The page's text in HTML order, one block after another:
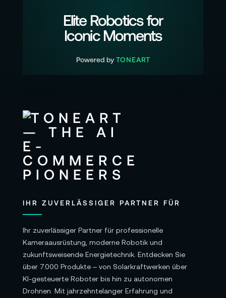
Elite Robotics for
Iconic Moments
Powered by TONEART
IHR ZUVERLÄSSIGER PARTNER FÜR
Ihr zuverlässiger Partner für professionelle
Kameraausrüstung, moderne Robotik und
zukunftsweisende Energietechnik. Entdecken Sie
über 7.000 Produkte – von Solarkraftwerken über
KI-gesteuerte Roboter bis hin zu autonomen
Drohnen. Mit jahrzehntelanger Erfahrung und